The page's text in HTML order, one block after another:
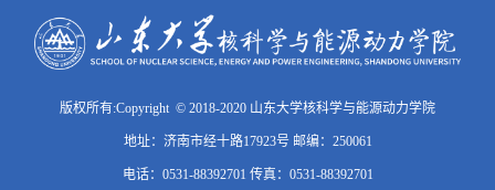
版权所有:Copyright © 2018-2020 山东大学核科学与能源动力学院
地址：济南市经十路17923号 邮编：250061
电话：0531-88392701 传真：0531-88392701